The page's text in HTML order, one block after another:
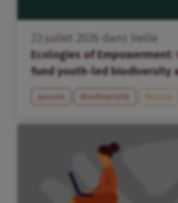
juillet dans
Veille
Ecologies of Empowerment:
fund youth-led biodiversity
Jeunes Biodiversité Monde